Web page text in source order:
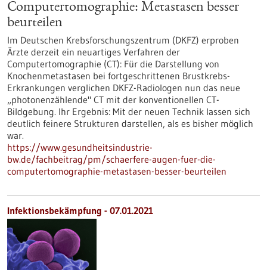
Computertomographie: Metastasen besser
beurteilen
Im Deutschen Krebsforschungszentrum (DKFZ) erproben
Ärzte derzeit ein neuartiges Verfahren der
Computertomographie (CT): Für die Darstellung von
Knochenmetastasen bei fortgeschrittenen Brustkrebs-
Erkrankungen verglichen DKFZ-Radiologen nun das neue
„photonenzählende" CT mit der konventionellen CT-
Bildgebung. Ihr Ergebnis: Mit der neuen Technik lassen sich
deutlich feinere Strukturen darstellen, als es bisher möglich
war.
https://www.gesundheitsindustrie-
bw.de/fachbeitrag/pm/schaerfere-augen-fuer-die-
computertomographie-metastasen-besser-beurteilen
Infektionsbekämpfung - 07.01.2021